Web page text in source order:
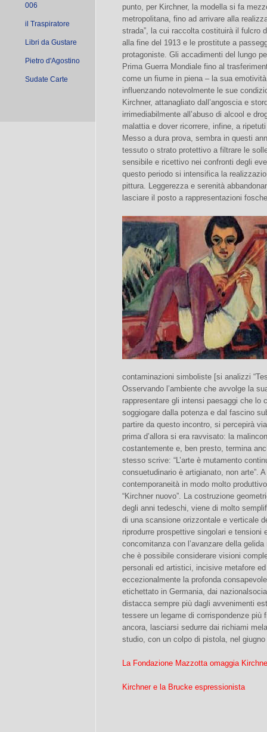
006
il Traspiratore
Libri da Gustare
Pietro d'Agostino
Sudate Carte
punto, per Kirchner, la modella si fa
metropolitana, fino ad arrivare alla
strada”, la cui raccolta costituirà il fulcro
alla fine del 1913 e le prostitute a
protagoniste. Gli accadimenti del lungo
Prima Guerra Mondiale fino al
come un fiume in piena – la sua
influenzando notevolmente le sue
Kirchner, attanagliato dall’angoscia e
irrimediabilmente all’abuso di alcool e
malattia e dover ricorrere, infine, a
Messo a dura prova, sembra in questi
tessuto o strato protettivo a filtrare le
sensibile e ricettivo nei confronti degli
questo periodo si intensifica la
pittura. Leggerezza e serenità
lasciare il posto a rappresentazioni
contaminazioni simboliste [si analizzi
Osservando l’ambiente che avvolge la
rappresentare gli intensi paesaggi che lo
soggiogare dalla potenza e dal fascino
partire da questo incontro, si percepirà
prima d’allora si era ravvisato: la
costantemente e, ben presto, termina
stesso scrive: “L’arte è mutamento
consuetudinario è artigianato, non arte”.
contemporaneità in modo molto
“Kirchner nuovo”. La costruzione
degli anni tedeschi, viene di molto
di una scansione orizzontale e verticale
riprodurre prospettive singolari e tensioni
concomitanza con l’avanzare della
che è possibile considerare visioni
personali ed artistici, incisive metafore
eccezionalmente la profonda
etichettato in Germania, dai
distacca sempre più dagli avvenimenti
tessere un legame di corrispondenze più
ancora, lasciarsi sedurre dai richiami
studio, con un colpo di pistola, nel giugno
La Fondazione Mazzotta omaggia
Kirchner e la Brucke espressionista